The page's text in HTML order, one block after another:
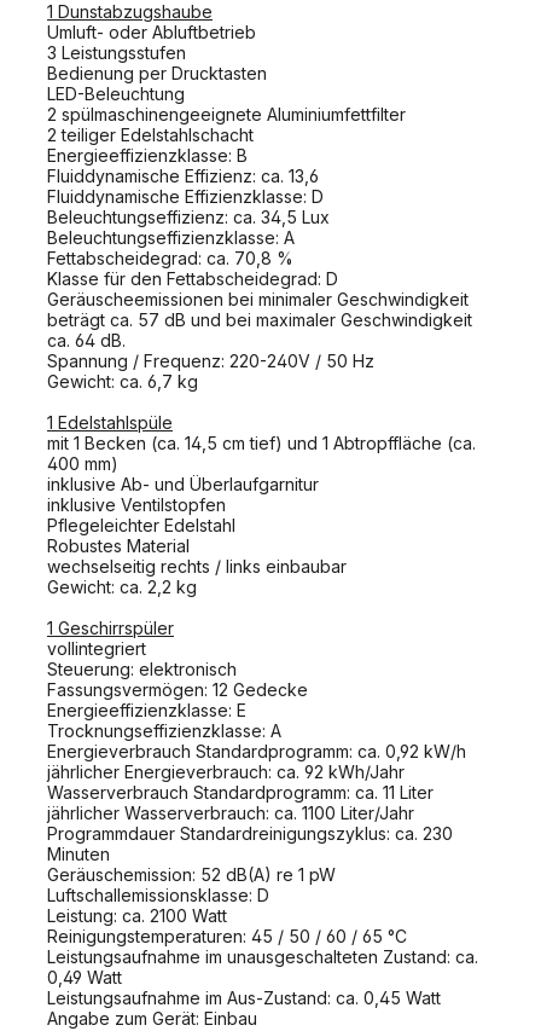
1 Dunstabzugshaube
Umluft- oder Abluftbetrieb
3 Leistungsstufen
Bedienung per Drucktasten
LED-Beleuchtung
2 spülmaschinengeeignete Aluminiumfettfilter
2 teiliger Edelstahlschacht
Energieeffizienzklasse: B
Fluiddynamische Effizienz: ca. 13,6
Fluiddynamische Effizienzklasse: D
Beleuchtungseffizienz: ca. 34,5 Lux
Beleuchtungseffizienzklasse: A
Fettabscheidegrad: ca. 70,8 %
Klasse für den Fettabscheidegrad: D
Geräuscheemissionen bei minimaler Geschwindigkeit
beträgt ca. 57 dB und bei maximaler Geschwindigkeit
ca. 64 dB.
Spannung / Frequenz: 220-240V / 50 Hz
Gewicht: ca. 6,7 kg
1 Edelstahlspüle
mit 1 Becken (ca. 14,5 cm tief) und 1 Abtropffläche (ca.
400 mm)
inklusive Ab- und Überlaufgarnitur
inklusive Ventilstopfen
Pflegeleichter Edelstahl
Robustes Material
wechselseitig rechts / links einbaubar
Gewicht: ca. 2,2 kg
1 Geschirrspüler
vollintegriert
Steuerung: elektronisch
Fassungsvermögen: 12 Gedecke
Energieeffizienzklasse: E
Trocknungseffizienzklasse: A
Energieverbrauch Standardprogramm: ca. 0,92 kW/h
jährlicher Energieverbrauch: ca. 92 kWh/Jahr
Wasserverbrauch Standardprogramm: ca. 11 Liter
jährlicher Wasserverbrauch: ca. 1100 Liter/Jahr
Programmdauer Standardreinigungszyklus: ca. 230
Minuten
Geräuschemission: 52 dB(A) re 1 pW
Luftschallemissionsklasse: D
Leistung: ca. 2100 Watt
Reinigungstemperaturen: 45 / 50 / 60 / 65 °C
Leistungsaufnahme im unausgeschalteten Zustand: ca.
0,49 Watt
Leistungsaufnahme im Aus-Zustand: ca. 0,45 Watt
Angabe zum Gerät: Einbau